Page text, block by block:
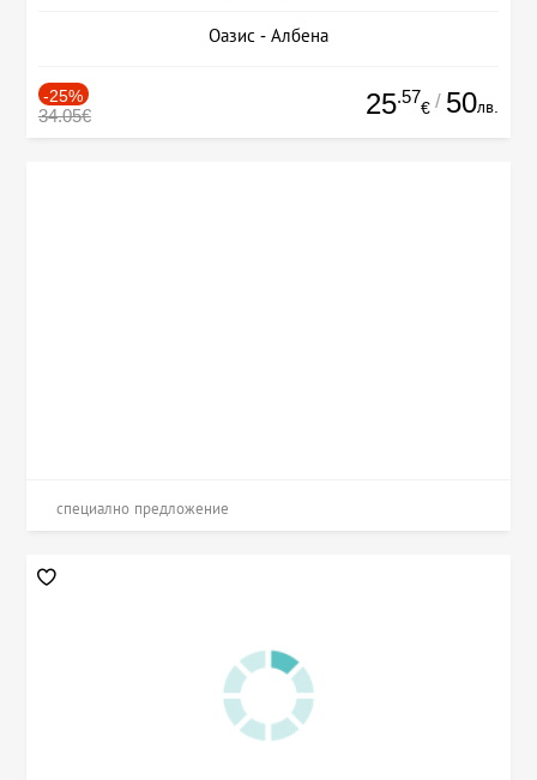
Оазис - Албена
-25%
34.05€ 25.57
€ / 50лв.
специално предложение